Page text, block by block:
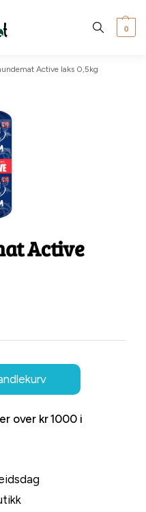
0
Active laks 0,5kg
Active
over kr 1000 i